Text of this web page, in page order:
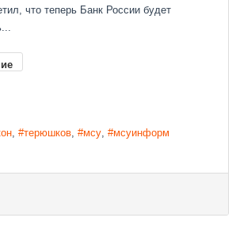
что теперь Банк России будет
терюшков мсу мсуинформ